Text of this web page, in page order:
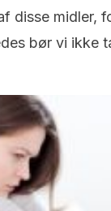
disse midler,
bør vi ikke